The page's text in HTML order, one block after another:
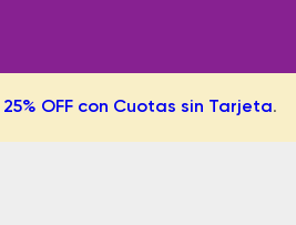
25% OFF con Cuotas sin Tarjeta.